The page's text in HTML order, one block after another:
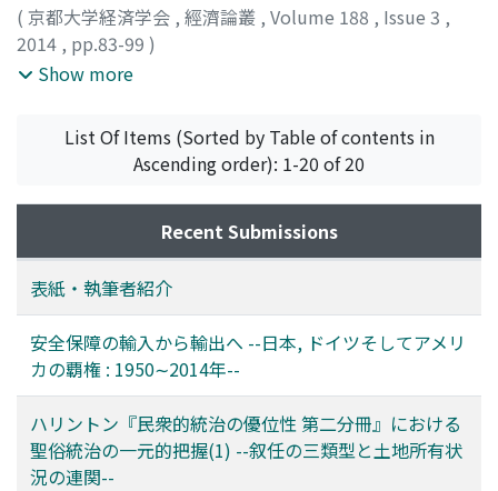
( 京都大学経済学会 , 經濟論叢 , Volume 188 , Issue 3 ,
2014 , pp.83-99 )
H・ツィンマーマン
80272889
ツィンマーマン, ヒューバート
カワサキ, ノブ
サカデ, タケシ
Show more
List Of Items (Sorted by Table of contents in
Ascending order): 1-20 of 20
Recent Submissions
表紙・執筆者紹介
安全保障の輸入から輸出へ --日本, ドイツそしてアメリ
カの覇権 : 1950∼2014年--
ハリントン『民衆的統治の優位性 第二分冊』における
聖俗統治の一元的把握(1) --叙任の三類型と土地所有状
況の連関--